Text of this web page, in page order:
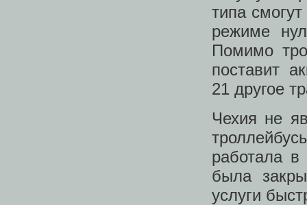
типа
режиме
Помимо
поставит
21 другое
Чехия не
работала
была
услуги